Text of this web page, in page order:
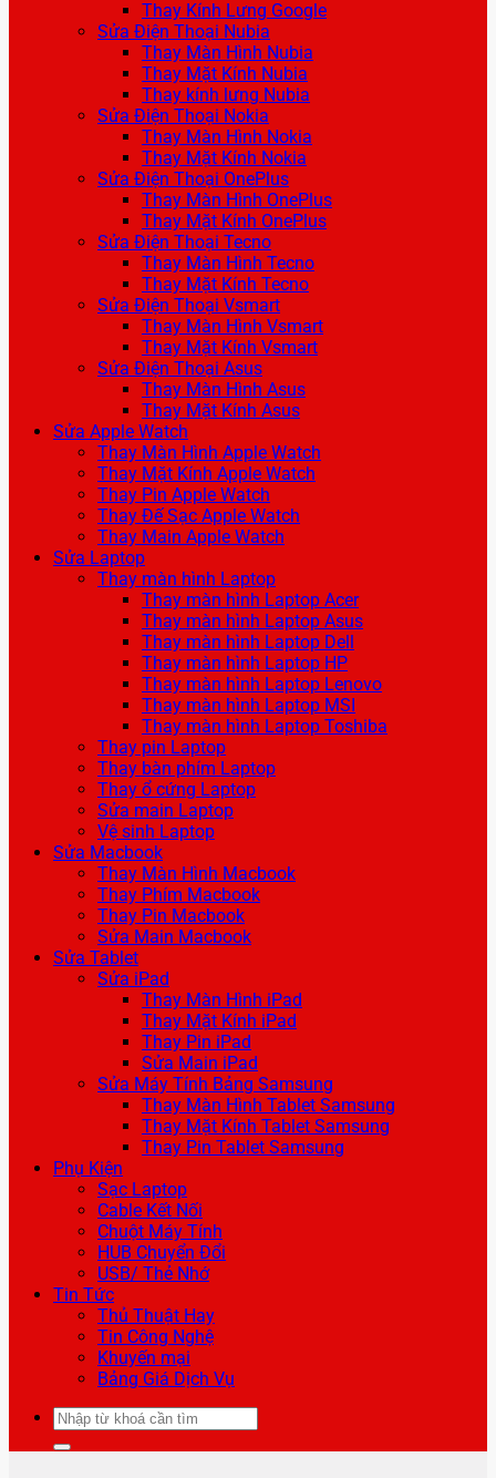
Thay Kính Lưng Google
Sửa Điện Thoại Nubia
Thay Màn Hình Nubia
Thay Mặt Kính Nubia
Thay kính lưng Nubia
Sửa Điện Thoại Nokia
Thay Màn Hình Nokia
Thay Mặt Kính Nokia
Sửa Điện Thoại OnePlus
Thay Màn Hình OnePlus
Thay Mặt Kính OnePlus
Sửa Điện Thoại Tecno
Thay Màn Hình Tecno
Thay Mặt Kính Tecno
Sửa Điện Thoại Vsmart
Thay Màn Hình Vsmart
Thay Mặt Kính Vsmart
Sửa Điện Thoại Asus
Thay Màn Hình Asus
Thay Mặt Kính Asus
Sửa Apple Watch
Thay Màn Hình Apple Watch
Thay Mặt Kính Apple Watch
Thay Pin Apple Watch
Thay Đế Sạc Apple Watch
Thay Main Apple Watch
Sửa Laptop
Thay màn hình Laptop
Thay màn hình Laptop Acer
Thay màn hình Laptop Asus
Thay màn hình Laptop Dell
Thay màn hình Laptop HP
Thay màn hình Laptop Lenovo
Thay màn hình Laptop MSI
Thay màn hình Laptop Toshiba
Thay pin Laptop
Thay bàn phím Laptop
Thay ổ cứng Laptop
Sửa main Laptop
Vệ sinh Laptop
Sửa Macbook
Thay Màn Hình Macbook
Thay Phím Macbook
Thay Pin Macbook
Sửa Main Macbook
Sửa Tablet
Sửa iPad
Thay Màn Hình iPad
Thay Mặt Kính iPad
Thay Pin iPad
Sửa Main iPad
Sửa Máy Tính Bảng Samsung
Thay Màn Hình Tablet Samsung
Thay Mặt Kính Tablet Samsung
Thay Pin Tablet Samsung
Phụ Kiện
Sạc Laptop
Cable Kết Nối
Chuột Máy Tính
HUB Chuyển Đổi
USB/ Thẻ Nhớ
Tin Tức
Thủ Thuật Hay
Tin Công Nghệ
Khuyến mại
Bảng Giá Dịch Vụ
Tìm
kiếm: